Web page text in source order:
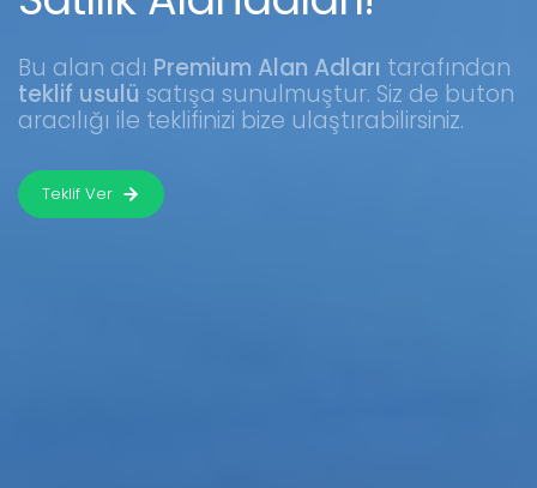
Bu alan adı Premium Alan Adları tarafından
teklif usulü satışa sunulmuştur. Siz de buton
aracılığı ile teklifinizi bize ulaştırabilirsiniz.
Teklif Ver